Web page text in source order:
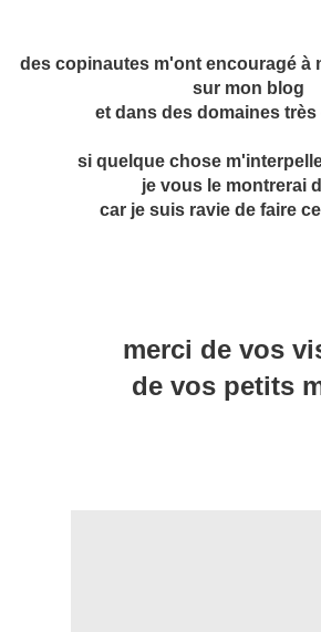
des copinautes m'ont encouragé à
sur mon blog
et dans des domaines
si quelque chose
je vous le montrerai
car je suis ravie de faire
merci de vos
de vos petits